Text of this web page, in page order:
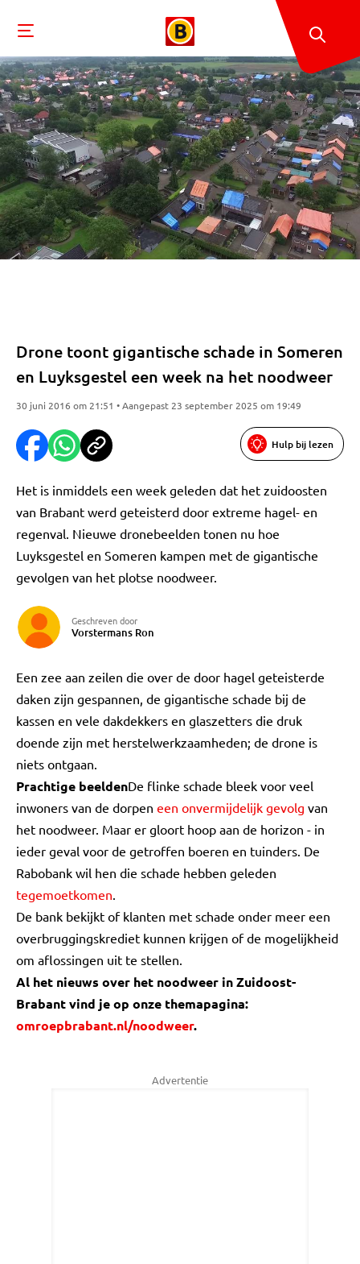
Drone toont gigantische schade in Someren
en Luyksgestel een week na het noodweer
30 juni 2016 om 21:51 • Aangepast 23 september 2025 om 19:49
Hulp bij lezen
Het is inmiddels een week geleden dat het zuidoosten
van Brabant werd geteisterd door extreme hagel- en
regenval. Nieuwe dronebeelden tonen nu hoe
Luyksgestel en Someren kampen met de gigantische
gevolgen van het plotse noodweer.
Geschreven door
Vorstermans Ron
Een zee aan zeilen die over de door hagel geteisterde
daken zijn gespannen, de gigantische schade bij de
kassen en vele dakdekkers en glaszetters die druk
doende zijn met herstelwerkzaamheden; de drone is
niets ontgaan.
Prachtige beeldenDe flinke schade bleek voor veel
inwoners van de dorpen een onvermijdelijk gevolg van
het noodweer. Maar er gloort hoop aan de horizon - in
ieder geval voor de getroffen boeren en tuinders. De
Rabobank wil hen die schade hebben geleden
tegemoetkomen.
De bank bekijkt of klanten met schade onder meer een
overbruggingskrediet kunnen krijgen of de mogelijkheid
om aflossingen uit te stellen.
Al het nieuws over het noodweer in Zuidoost-
Brabant vind je op onze themapagina:
omroepbrabant.nl/noodweer.
Advertentie